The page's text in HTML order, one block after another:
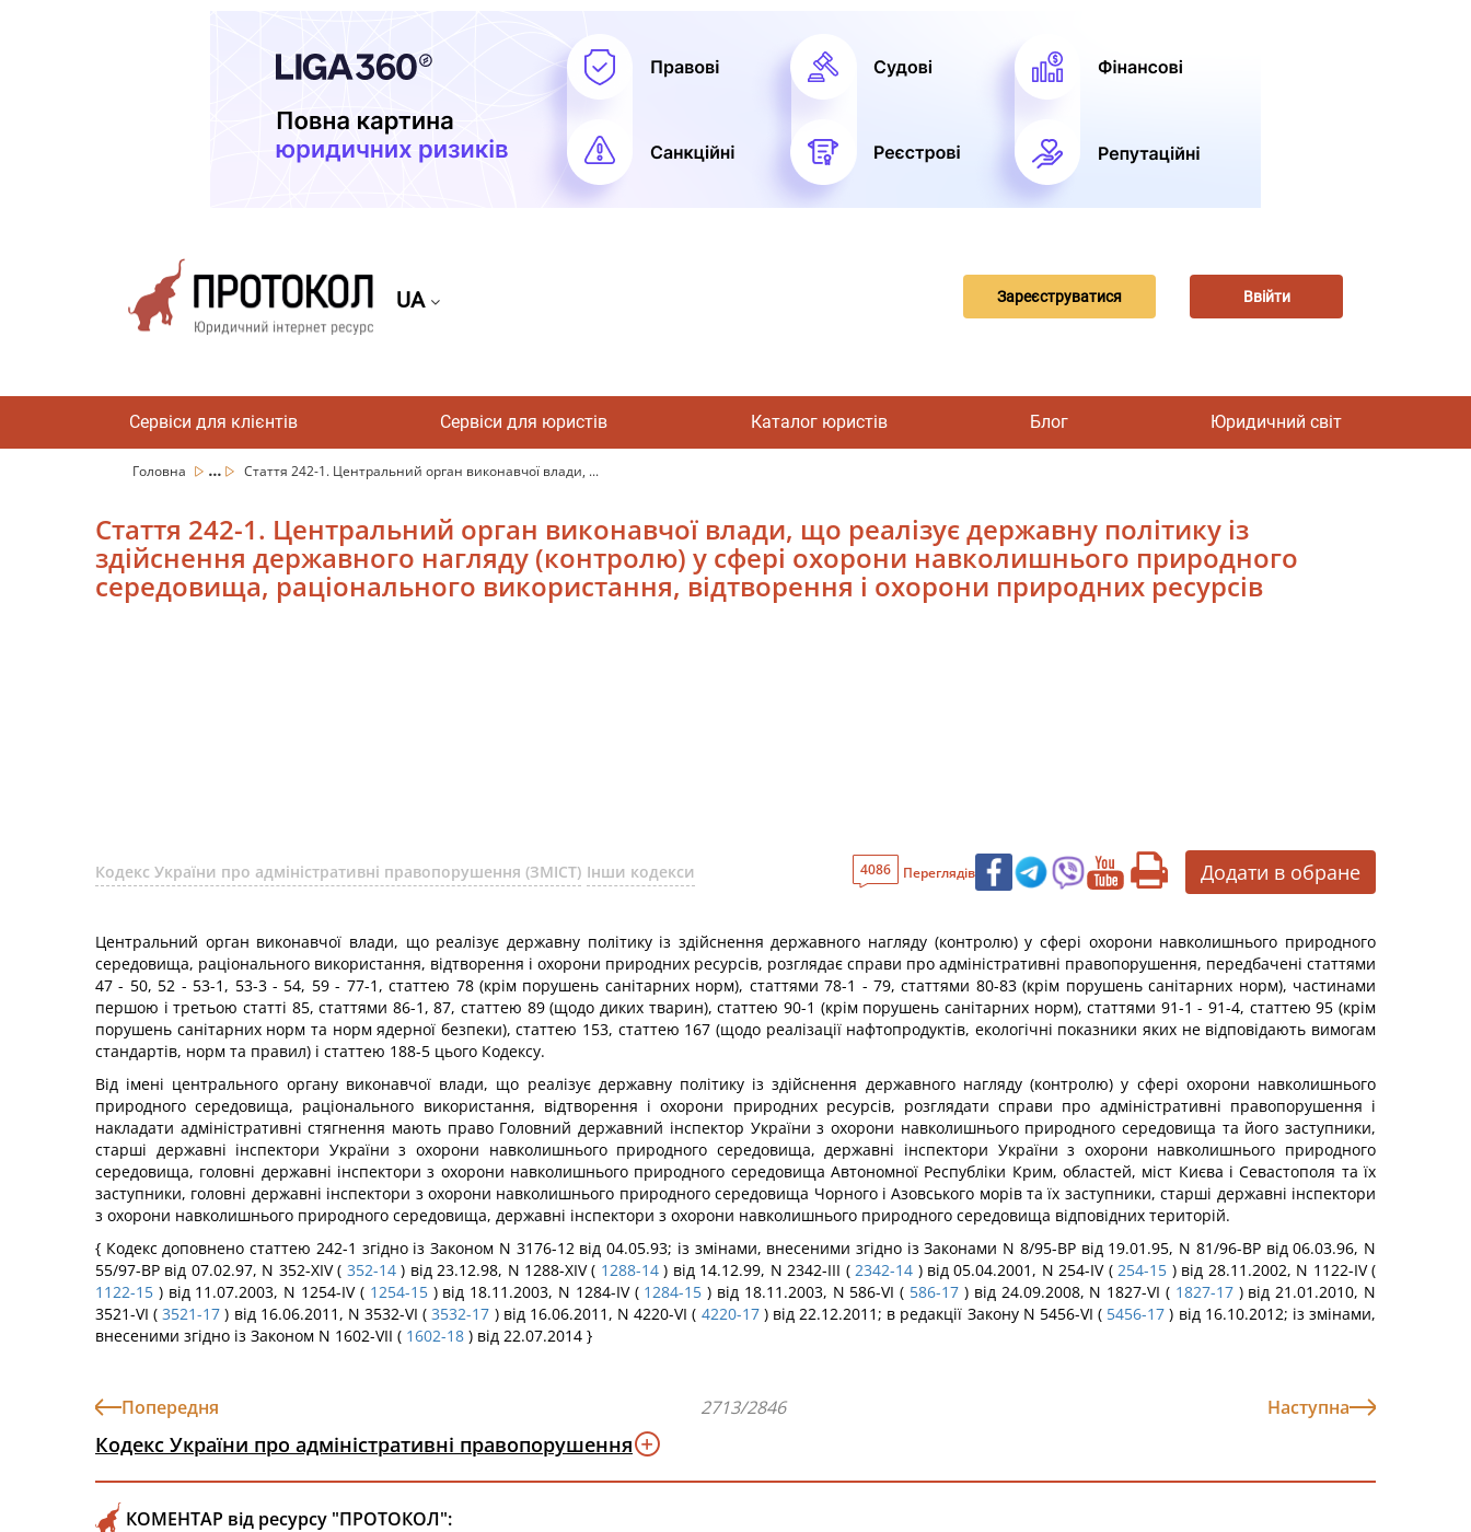
UA Зареєструватися Ввійти
Сервіси для клієнтів Сервіси для юристів Каталог юристів Блог Юридичний світ
Головна ... Стаття 242-1. Центральний орган виконавчої влади, ...
Стаття 242-1. Центральний орган виконавчої влади, що реалізує державну політику із
здійснення державного нагляду (контролю) у сфері охорони навколишнього природного
середовища, раціонального використання, відтворення і охорони природних ресурсів
Кодекс України про адміністративні правопорушення (ЗМІСТ) Інши кодекси 4086 Переглядів Додати в обране
Центральний орган виконавчої влади, що реалізує державну політику із здійснення державного нагляду (контролю) у сфері охорони навколишнього природного
середовища, раціонального використання, відтворення і охорони природних ресурсів, розглядає справи про адміністративні правопорушення, передбачені статтями
47 - 50, 52 - 53-1, 53-3 - 54, 59 - 77-1, статтею 78 (крім порушень санітарних норм), статтями 78-1 - 79, статтями 80-83 (крім порушень санітарних норм), частинами
першою і третьою статті 85, статтями 86-1, 87, статтею 89 (щодо диких тварин), статтею 90-1 (крім порушень санітарних норм), статтями 91-1 - 91-4, статтею 95 (крім
порушень санітарних норм та норм ядерної безпеки), статтею 153, статтею 167 (щодо реалізації нафтопродуктів, екологічні показники яких не відповідають вимогам
стандартів, норм та правил) і статтею 188-5 цього Кодексу.
Від імені центрального органу виконавчої влади, що реалізує державну політику із здійснення державного нагляду (контролю) у сфері охорони навколишнього
природного середовища, раціонального використання, відтворення і охорони природних ресурсів, розглядати справи про адміністративні правопорушення і
накладати адміністративні стягнення мають право Головний державний інспектор України з охорони навколишнього природного середовища та його заступники,
старші державні інспектори України з охорони навколишнього природного середовища, державні інспектори України з охорони навколишнього природного
середовища, головні державні інспектори з охорони навколишнього природного середовища Автономної Республіки Крим, областей, міст Києва і Севастополя та їх
заступники, головні державні інспектори з охорони навколишнього природного середовища Чорного і Азовського морів та їх заступники, старші державні інспектори
з охорони навколишнього природного середовища, державні інспектори з охорони навколишнього природного середовища відповідних територій.
{ Кодекс доповнено статтею 242-1 згідно із Законом N 3176-12 від 04.05.93; із змінами, внесеними згідно із Законами N 8/95-ВР від 19.01.95, N 81/96-ВР від 06.03.96, N
55/97-ВР від 07.02.97, N 352-XIV ( 352-14) від 23.12.98, N 1288-XIV ( 1288-14) від 14.12.99, N 2342-III (2342-14 ) від 05.04.2001, N 254-IV (254-15 ) від 28.11.2002, N 1122-IV (
1122-15 ) від 11.07.2003, N 1254-IV ( 1254-15) від 18.11.2003, N 1284-IV ( 1284-15 ) від 18.11.2003, N 586-VI ( 586-17 ) від 24.09.2008, N 1827-VI ( 1827-17) від 21.01.2010, N
3521-VI (3521-17 ) від 16.06.2011, N 3532-VI (3532-17 ) від 16.06.2011, N 4220-VI ( 4220-17) від 22.12.2011; в редакції Закону N 5456-VI ( 5456-17 ) від 16.10.2012; із змінами,
внесеними згідно із Законом N 1602-VII ( 1602-18 ) від 22.07.2014 }
Попередня 2713/2846 Наступна
Кодекс України про адміністративні правопорушення
КОМЕНТАР від ресурсу "ПРОТОКОЛ":